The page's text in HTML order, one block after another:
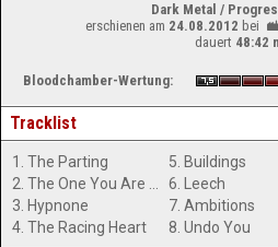
Dark Metal /
erschienen am 24.08.2012 bei
dauert 48:42
Bloodchamber-Wertung:
Tracklist
1. The Parting
3. Hypnone
4. The Racing Heart
5. Buildings
6. Leech
7. Ambitions
8. Undo You